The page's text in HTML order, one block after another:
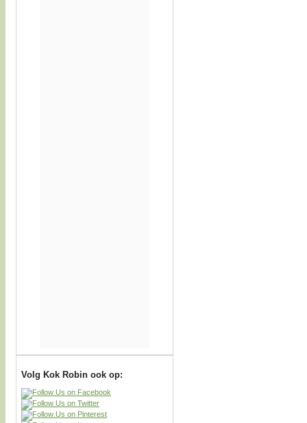
Volg Kok Robin ook op: